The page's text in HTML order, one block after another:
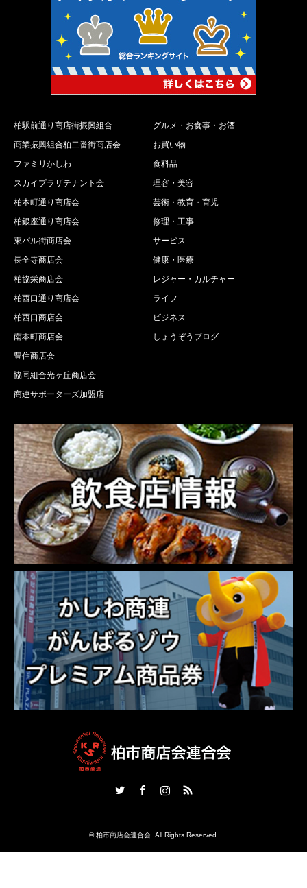
柏駅前通り商店街振興組合
商業振興組合柏二番街商店会
ファミリかしわ
スカイプラザテナント会
柏本町通り商店会
柏銀座通り商店会
東パル街商店会
長全寺商店会
柏協栄商店会
柏西口通り商店会
柏西口商店会
南本町商店会
豊住商店会
協同組合光ヶ丘商店会
商連サポーターズ加盟店
グルメ・お食事・お酒
お買い物
食料品
理容・美容
芸術・教育・育児
修理・工事
サービス
健康・医療
レジャー・カルチャー
ライフ
ビジネス
しょうぞうブログ
RSS
©柏市商店会連合会. All Rights Reserved.